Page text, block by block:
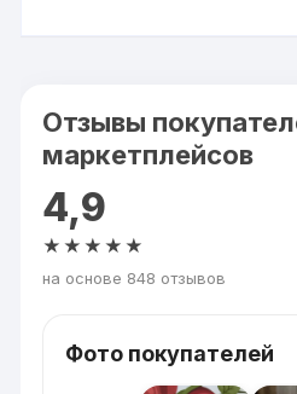
Отзывы
маркетплейсов
4,9
★★★★★
на основе 848 отзывов
Фото покупателей